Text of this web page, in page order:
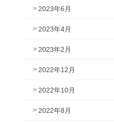
2023年6月
2023年4月
2023年2月
2022年12月
2022年10月
2022年8月